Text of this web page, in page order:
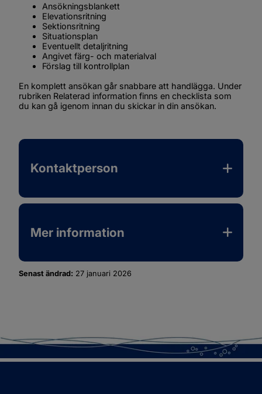
Ansökningsblankett
Elevationsritning
Sektionsritning
Situationsplan
Eventuellt detaljritning
Angivet färg- och materialval
Förslag till kontrollplan
En komplett ansökan går snabbare att handlägga. Under
rubriken Relaterad information finns en checklista som
du kan gå igenom innan du skickar in din ansökan.
Kontaktperson
Mer information
Senast ändrad: 27 januari 2026